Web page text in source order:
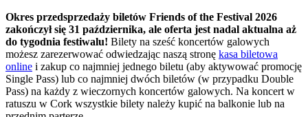
Okres przedsprzedaży biletów Friends of the Festival 2026
zakończył się 31 października, ale oferta jest nadal aktualna aż
do tygodnia festiwalu! Bilety na sześć koncertów galowych
możesz zarezerwować odwiedzając naszą stronę kasa biletowa
online i zakup co najmniej jednego biletu (aby aktywować promocję
Single Pass) lub co najmniej dwóch biletów (w przypadku Double
Pass) na każdy z wieczornych koncertów galowych. Na koncert w
ratuszu w Cork wszystkie bilety należy kupić na balkonie lub na